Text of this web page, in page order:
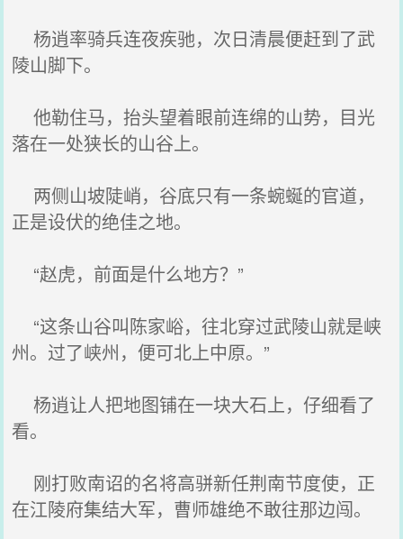
杨逍率骑兵连夜疾驰，次日清晨便赶到了武
陵山脚下。
他勒住马，抬头望着眼前连绵的山势，目光
落在一处狭长的山谷上。
两侧山坡陡峭，谷底只有一条蜿蜒的官道，
正是设伏的绝佳之地。
“赵虎，前面是什么地方？”
“这条山谷叫陈家峪，往北穿过武陵山就是峡
州。过了峡州，便可北上中原。”
杨逍让人把地图铺在一块大石上，仔细看了
看。
刚打败南诏的名将高骈新任荆南节度使，正
在江陵府集结大军，曹师雄绝不敢往那边闯。